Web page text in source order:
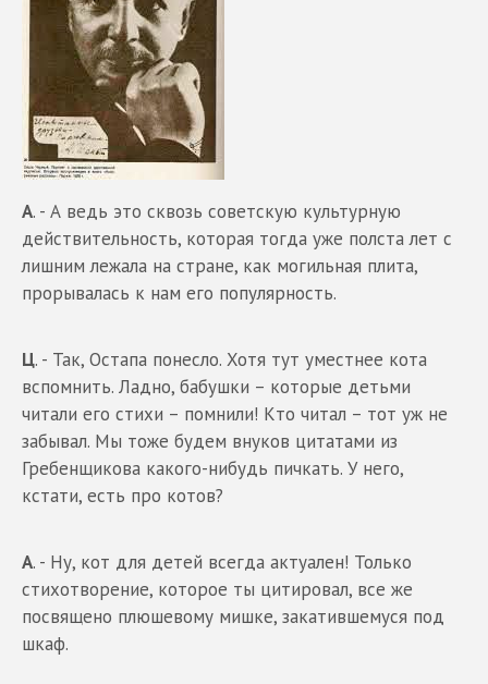
А. - А ведь это сквозь советскую культурную
действительность, которая тогда уже полста лет с
лишним лежала на стране, как могильная плита,
прорывалась к нам его популярность.
Ц. - Так, Остапа понесло. Хотя тут уместнее кота
вспомнить. Ладно, бабушки – которые детьми
читали его стихи – помнили! Кто читал – тот уж не
забывал. Мы тоже будем внуков цитатами из
Гребенщикова какого-нибудь пичкать. У него,
кстати, есть про котов?
А. - Ну, кот для детей всегда актуален! Только
стихотворение, которое ты цитировал, все же
посвящено плюшевому мишке, закатившемуся под
шкаф.